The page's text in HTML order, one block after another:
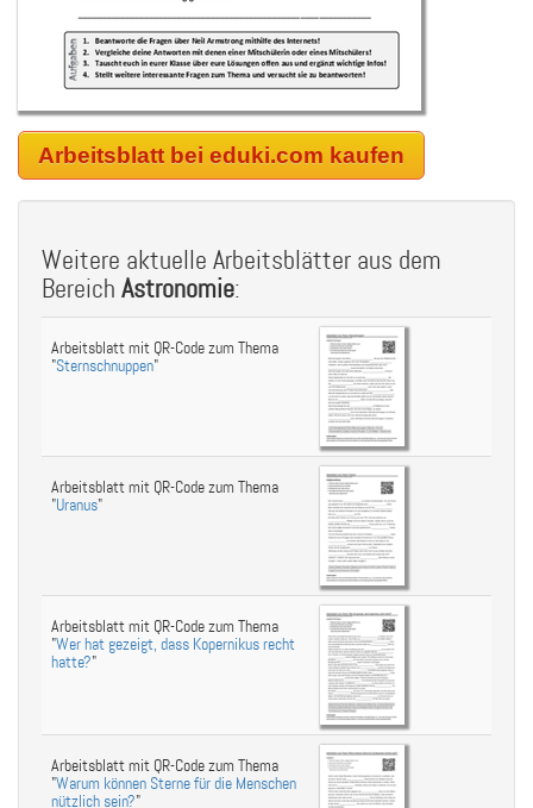
Arbeitsblatt bei eduki.com kaufen
Weitere aktuelle Arbeitsblätter aus dem
Bereich Astronomie:
Arbeitsblatt mit QR-Code zum Thema
"Sternschnuppen"
Arbeitsblatt mit QR-Code zum Thema
"Uranus"
Arbeitsblatt mit QR-Code zum Thema
"Wer hat gezeigt, dass Kopernikus recht
hatte?"
Arbeitsblatt mit QR-Code zum Thema
"Warum können Sterne für die Menschen
nützlich sein?"